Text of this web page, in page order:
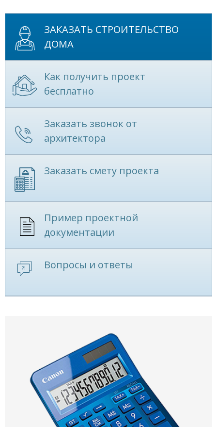
ЗАКАЗАТЬ СТРОИТЕЛЬСТВО
ДОМА
Как получить проект
бесплатно
Заказать звонок от
архитектора
Заказать смету проекта
Пример проектной
документации
Вопросы и ответы